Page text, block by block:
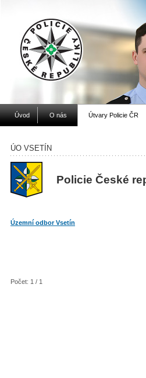
Úvod O nás Útvary Policie ČR
ÚO VSETÍN
Policie České
Územní odbor Vsetín
Počet: 1 / 1